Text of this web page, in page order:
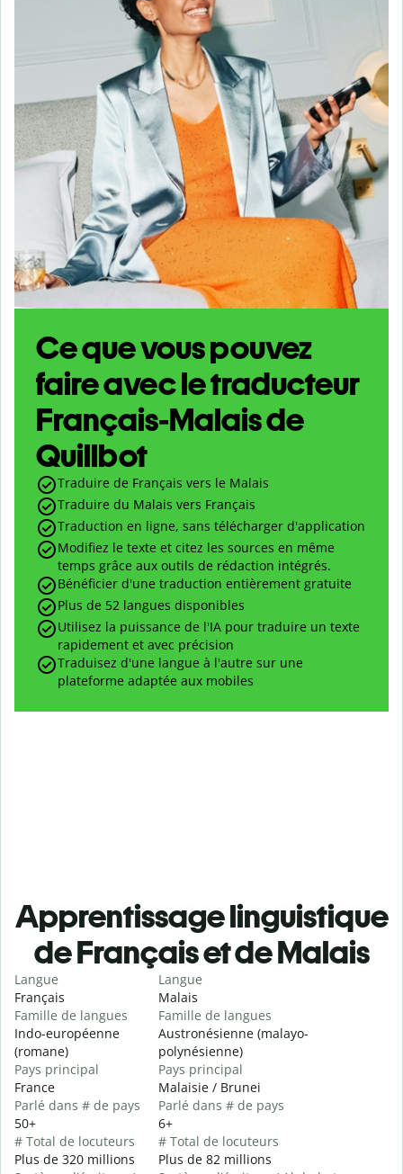
Ce que vous pouvez
faire avec le traducteur
Français-Malais de
Quillbot
Traduire de Français vers le Malais
Traduire du Malais vers Français
Traduction en ligne, sans télécharger d'application
Modifiez le texte et citez les sources en même
temps grâce aux outils de rédaction intégrés.
Bénéficier d'une traduction entièrement gratuite
Plus de 52 langues disponibles
Utilisez la puissance de l'IA pour traduire un texte
rapidement et avec précision
Traduisez d'une langue à l'autre sur une
plateforme adaptée aux mobiles
Apprentissage linguistique
de Français et de Malais
Langue
Français
Famille de langues
Indo-européenne
(romane)
Pays principal
France
Parlé dans # de pays
50+
# Total de locuteurs
Plus de 320 millions
Langue
Malais
Famille de langues
Austronésienne (malayo-
polynésienne)
Pays principal
Malaisie / Brunei
Parlé dans # de pays
6+
# Total de locuteurs
Plus de 82 millions